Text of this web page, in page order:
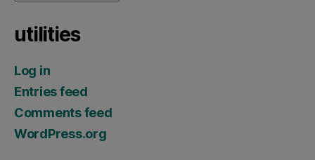
utilities
Log in
Entries feed
Comments feed
WordPress.org